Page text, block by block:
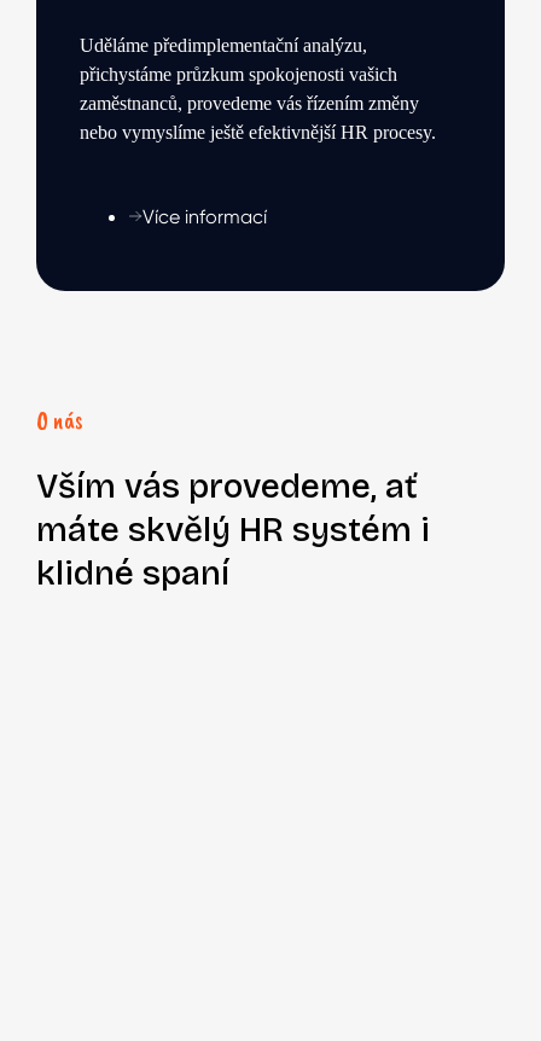
Uděláme předimplementační analýzu,
přichystáme průzkum spokojenosti vašich
zaměstnanců, provedemevás řízením změny
nebo vymyslíme ještě efektivnější HR procesy.
Více informací
O nás
Vším vás provedeme, ať
máte skvělý HR systém i
klidné spaní